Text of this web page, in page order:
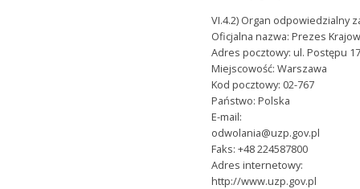
VI.4.2) Organ odpowiedzialny
Oficjalna nazwa: Prezes
Adres pocztowy: ul. Postępu
Miejscowość: Warszawa
Kod pocztowy: 02-767
Państwo: Polska
E-mail:
odwolania@uzp.gov.pl
Faks: +48 224587800
Adres internetowy:
http://www.uzp.gov.pl